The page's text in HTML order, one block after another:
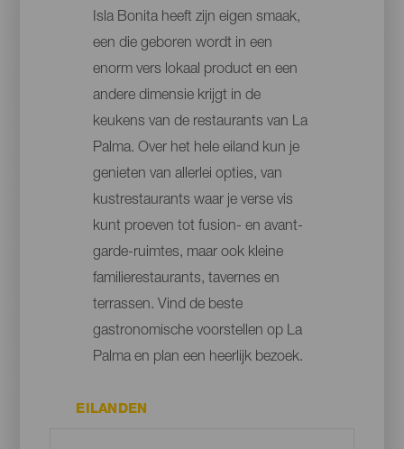
Isla Bonita heeft zijn eigen smaak,
een die geboren wordt in een
enorm vers lokaal product en een
andere dimensie krijgt in de
keukens van de restaurants van La
Palma. Over het hele eiland kun je
genieten van allerlei opties, van
kustrestaurants waar je verse vis
kunt proeven tot fusion- en avant-
garde-ruimtes, maar ook kleine
familierestaurants, tavernes en
terrassen. Vind de beste
gastronomische voorstellen op La
Palma en plan een heerlijk bezoek.
EILANDEN